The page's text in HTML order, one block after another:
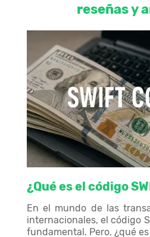
reseñas y
¿Qué es el código
En el mundo de las
internacionales, el código
fundamental. Pero, ¿qué